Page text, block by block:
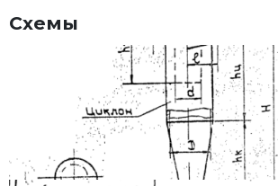
Максимальная температура
очищаемого газа:
Схемы